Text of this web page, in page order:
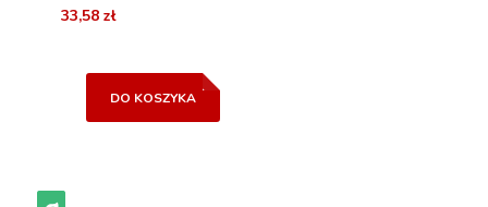
33,58 zł
DO KOSZYKA